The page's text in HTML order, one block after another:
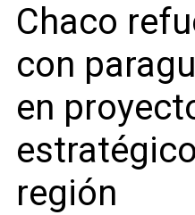
Chaco
con
en
región